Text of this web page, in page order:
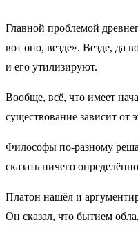
Главной проблемой
вот оно, везде». Везде, да
и его утилизируют.
Вообще, всё, что имеет
существование зависит от
Философы по-разному
сказать ничего
Платон нашёл и
Он сказал, что бытием